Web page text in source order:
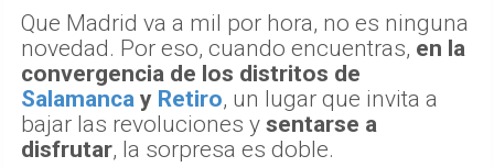
Que Madrid va a mil por hora, no es ninguna
novedad. Por eso, cuando encuentras, en la
convergencia de los distritos de
Salamanca y Retiro, un lugar que invita a
bajar las revoluciones y sentarse a
disfrutar, la sorpresa es doble.